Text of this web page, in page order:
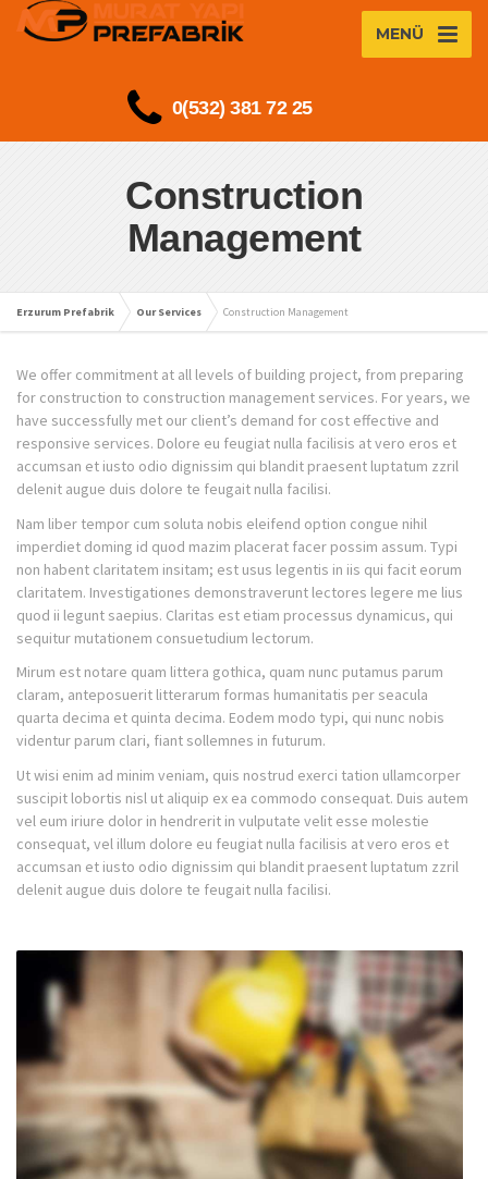
MENÜ
0(532) 381 72 25
Construction
Management
Erzurum Prefabrik Our Services Construction Management
We offer commitment at all levels of building project, from preparing
for construction to construction management services. For years, we
have successfully met our client’s demand for cost effective and
responsive services. Dolore eu feugiat nulla facilisis at vero eros et
accumsan et iusto odio dignissim qui blandit praesent luptatum zzril
delenit augue duis dolore te feugait nulla facilisi.
Nam liber tempor cum soluta nobis eleifend option congue nihil
imperdiet doming id quod mazim placerat facer possim assum. Typi
non habent claritatem insitam; est usus legentis in iis qui facit eorum
claritatem. Investigationes demonstraverunt lectores legere me lius
quod ii legunt saepius. Claritas est etiam processus dynamicus, qui
sequitur mutationem consuetudium lectorum.
Mirum est notare quam littera gothica, quam nunc putamus parum
claram, anteposuerit litterarum formas humanitatis per seacula
quarta decima et quinta decima. Eodem modo typi, qui nunc nobis
videntur parum clari, fiant sollemnes in futurum.
Ut wisi enim ad minim veniam, quis nostrud exerci tation ullamcorper
suscipit lobortis nisl ut aliquip ex ea commodo consequat. Duis autem
vel eum iriure dolor in hendrerit in vulputate velit esse molestie
consequat, vel illum dolore eu feugiat nulla facilisis at vero eros et
accumsan et iusto odio dignissim qui blandit praesent luptatum zzril
delenit augue duis dolore te feugait nulla facilisi.